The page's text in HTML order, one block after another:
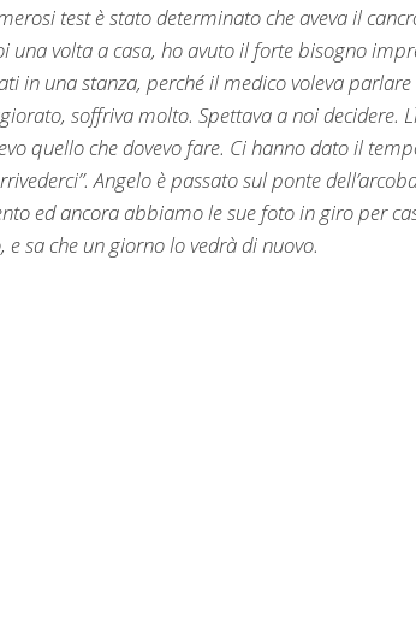
test è stato determinato che aveva il
una volta a casa, ho avuto il forte bisogno
in una stanza, perché il medico voleva
soffriva molto. Spettava a noi
quello che dovevo fare. Ci hanno dato il
Angelo è passato sul ponte
ed ancora abbiamo le sue foto in giro per
sa che un giorno lo vedrà di nuovo.